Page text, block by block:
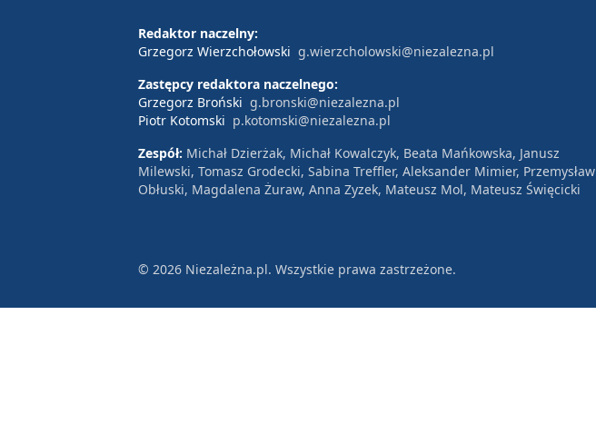
Redaktor naczelny:
Grzegorz Wierzchołowski g.wierzcholowski@niezalezna.pl
Zastępcy redaktora naczelnego:
Grzegorz Broński g.bronski@niezalezna.pl
Piotr Kotomski p.kotomski@niezalezna.pl
Zespół: Michał Dzierżak, Michał Kowalczyk, Beata Mańkowska, Janusz
Milewski, Tomasz Grodecki, Sabina Treffler, Aleksander Mimier, Przemysław
Obłuski, Magdalena Żuraw, Anna Zyzek, Mateusz Mol, Mateusz Święcicki
© 2026 Niezależna.pl. Wszystkie prawa zastrzeżone.